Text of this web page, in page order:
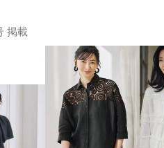
掲載